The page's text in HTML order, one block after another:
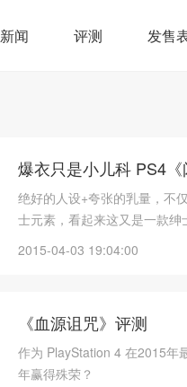
新闻 评测 发售
爆衣只是小儿科 PS4
绝好的人设+夸张的乳量，不
士元素，看起来这又是一款绅
2015-04-03 19:04:00
《血源诅咒》评测
作为 PlayStation 4 在2015年
年赢得殊荣？